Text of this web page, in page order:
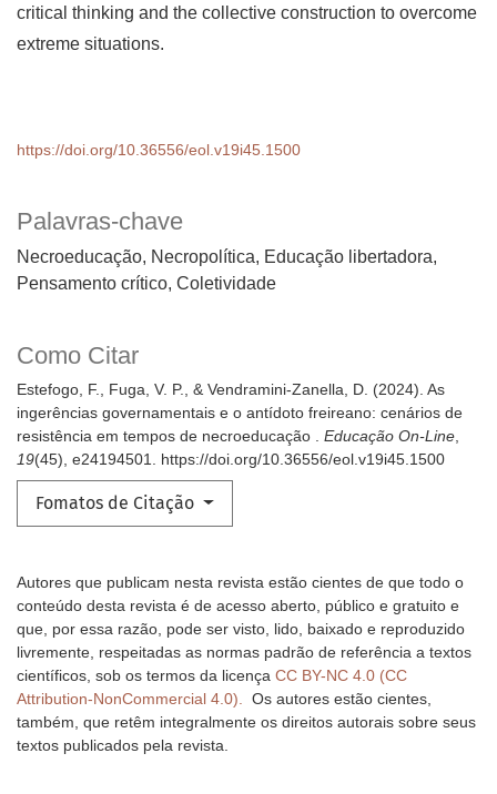
Palavras-chave
Necroeducação, Necropolítica, Educação libertadora,
Pensamento crítico, Coletividade
Como Citar
Estefogo, F., Fuga, V. P., & Vendramini-Zanella, D. (2024). As
ingerências governamentais e o antídoto freireano: cenários de
resistência em tempos de necroeducação . Educação On-Line,
19(45), e24194501. https://doi.org/10.36556/eol.v19i45.1500
Fomatos de Citação
critical thinking and the collective construction to overcome
extreme situations.
https://doi.org/10.36556/eol.v19i45.1500
Autores que publicam nesta revista estão cientes de que todo o
conteúdo desta revista é de acesso aberto, público e gratuito e
que, por essa razão, pode ser visto, lido, baixado e reproduzido
livremente, respeitadas as normas padrão de referência a textos
científicos, sob os termos da licença CC BY-NC 4.0 (CC
Attribution-NonCommercial 4.0). Os autores estão cientes,
também, que retêm integralmente os direitos autorais sobre seus
textos publicados pela revista.